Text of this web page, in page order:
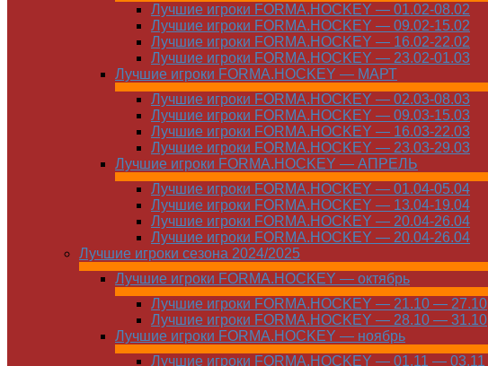
Лучшие игроки FORMA.HOCKEY — 01.02-08.02
Лучшие игроки FORMA.HOCKEY — 09.02-15.02
Лучшие игроки FORMA.HOCKEY — 16.02-22.02
Лучшие игроки FORMA.HOCKEY — 23.02-01.03
Лучшие игроки FORMA.HOCKEY — МАРТ
Лучшие игроки FORMA.HOCKEY — 02.03-08.03
Лучшие игроки FORMA.HOCKEY — 09.03-15.03
Лучшие игроки FORMA.HOCKEY — 16.03-22.03
Лучшие игроки FORMA.HOCKEY — 23.03-29.03
Лучшие игроки FORMA.HOCKEY — АПРЕЛЬ
Лучшие игроки FORMA.HOCKEY — 01.04-05.04
Лучшие игроки FORMA.HOCKEY — 13.04-19.04
Лучшие игроки FORMA.HOCKEY — 20.04-26.04
Лучшие игроки FORMA.HOCKEY — 20.04-26.04
Лучшие игроки сезона 2024/2025
Лучшие игроки FORMA.HOCKEY — октябрь
Лучшие игроки FORMA.HOCKEY — 21.10 — 27.10
Лучшие игроки FORMA.HOCKEY — 28.10 — 31.10
Лучшие игроки FORMA.HOCKEY — ноябрь
Лучшие игроки FORMA.HOCKEY — 01.11 — 03.11